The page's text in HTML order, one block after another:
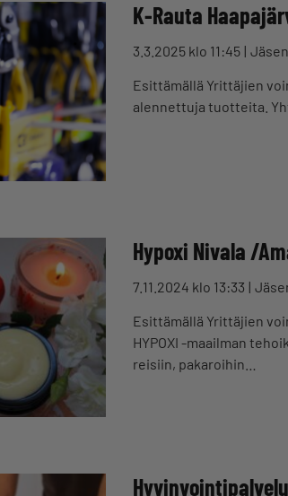
K-Rauta
3.3.2025 klo 11:45
Esittämällä Yrittäjien
alennettuja tuotteita.
Hypoxi Nivala /
7.11.2024 klo 13:33
Esittämällä Yrittäjien
HYPOXI -maailman
reisiin, pakaroihin…